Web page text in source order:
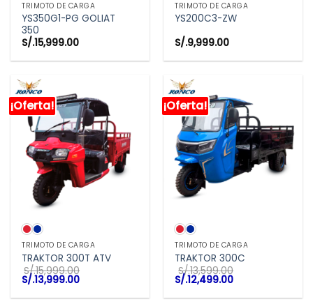
TRIMOTO DE CARGA
YS350G1-PG GOLIAT
350
S/.15,999.00
TRIMOTO DE CARGA
YS200C3-ZW
S/.9,999.00
¡Oferta!
TRIMOTO DE CARGA
TRAKTOR 300T ATV
S/.15,999.00
El
precio
original
S/.13,999.00El
actual
¡Oferta!
TRIMOTO DE CARGA
TRAKTOR 300C
S/.13,599.00
El
precio
original
S/.12,499.00El
actual